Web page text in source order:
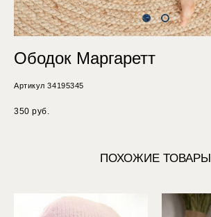
Ободок Маргаретт
Артикул 34195345
350 pуб.
ПОХОЖИЕ ТОВАРЫ